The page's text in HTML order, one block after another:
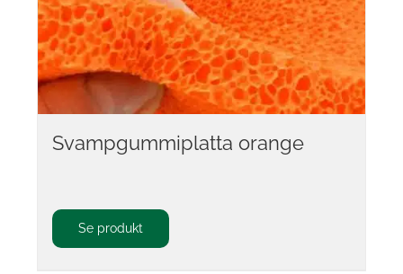
Svampgummiplatta orange
Se produkt